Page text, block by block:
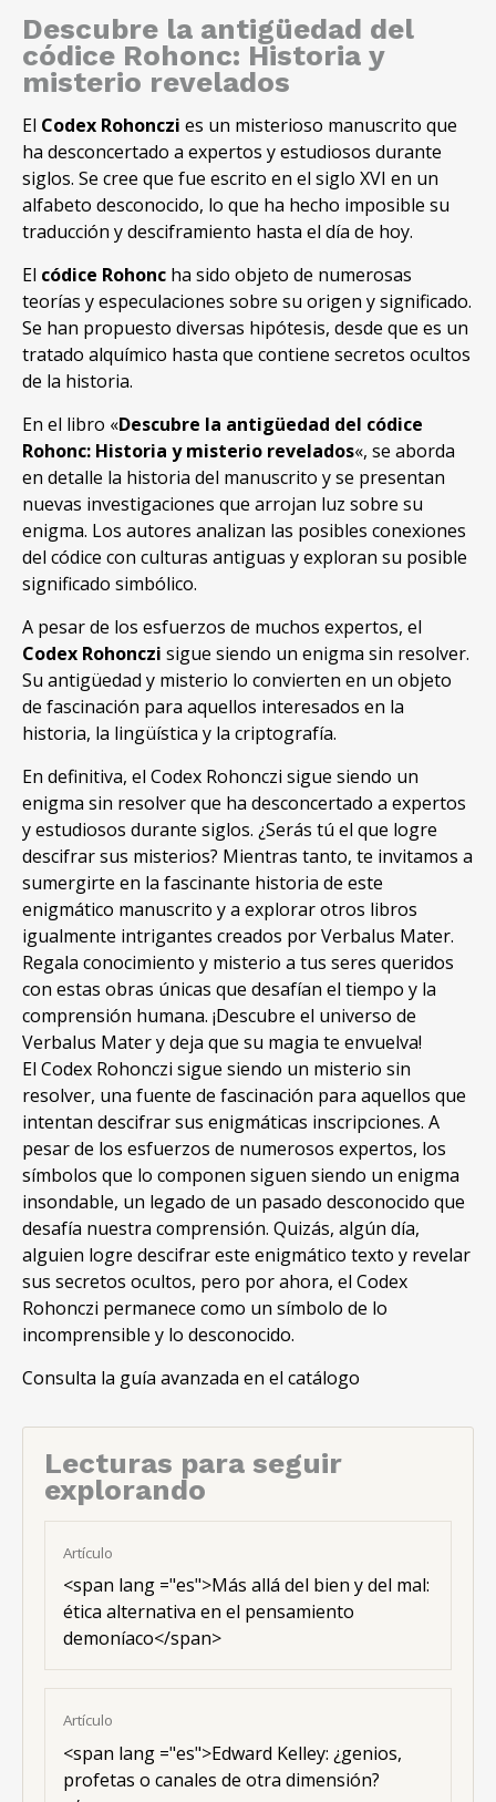
Descubre la antigüedad del
códice Rohonc: Historia y
misterio revelados
El Codex Rohonczi es un misterioso manuscrito que
ha desconcertado a expertos y estudiosos durante
siglos. Se cree que fue escrito en el siglo XVI en un
alfabeto desconocido, lo que ha hecho imposible su
traducción y desciframiento hasta el día de hoy.
El códice Rohonc ha sido objeto de numerosas
teorías y especulaciones sobre su origen y significado.
Se han propuesto diversas hipótesis, desde que es un
tratado alquímico hasta que contiene secretos ocultos
de la historia.
En el libro «Descubre la antigüedad del códice
Rohonc: Historia y misterio revelados«, se aborda
en detalle la historia del manuscrito y se presentan
nuevas investigaciones que arrojan luz sobre su
enigma. Los autores analizan las posibles conexiones
del códice con culturas antiguas y exploran su posible
significado simbólico.
A pesar de los esfuerzos de muchos expertos, el
Codex Rohonczi sigue siendo un enigma sin resolver.
Su antigüedad y misterio lo convierten en un objeto
de fascinación para aquellos interesados en la
historia, la lingüística y la criptografía.
En definitiva, el Codex Rohonczi sigue siendo un
enigma sin resolver que ha desconcertado a expertos
y estudiosos durante siglos. ¿Serás tú el que logre
descifrar sus misterios? Mientras tanto, te invitamos a
sumergirte en la fascinante historia de este
enigmático manuscrito y a explorar otros libros
igualmente intrigantes creados por Verbalus Mater.
Regala conocimiento y misterio a tus seres queridos
con estas obras únicas que desafían el tiempo y la
comprensión humana. ¡Descubre el universo de
Verbalus Mater y deja que su magia te envuelva!
El Codex Rohonczi sigue siendo un misterio sin
resolver, una fuente de fascinación para aquellos que
intentan descifrar sus enigmáticas inscripciones. A
pesar de los esfuerzos de numerosos expertos, los
símbolos que lo componen siguen siendo un enigma
insondable, un legado de un pasado desconocido que
desafía nuestra comprensión. Quizás, algún día,
alguien logre descifrar este enigmático texto y revelar
sus secretos ocultos, pero por ahora, el Codex
Rohonczi permanece como un símbolo de lo
incomprensible y lo desconocido.
Consulta la guía avanzada en el catálogo
Lecturas para seguir
explorando
Artículo
<span lang ="es">Más allá del bien y del mal:
ética alternativa en el pensamiento
demoníaco</span>
Artículo
<span lang ="es">Edward Kelley: ¿genios,
profetas o canales de otra dimensión?